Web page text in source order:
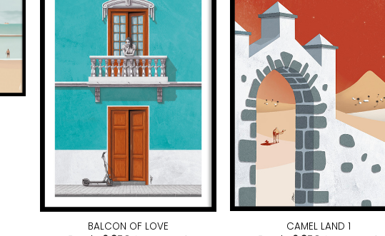
BALCON OF LOVE
CAMEL LAND 1